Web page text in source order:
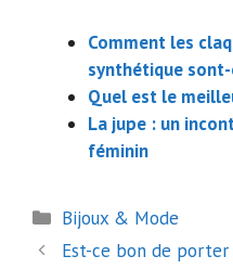
Comment les
synthétique
Quel est le
La jupe : un
féminin
Catégories
Bijoux & Mode
Navigation
Est-ce bon de